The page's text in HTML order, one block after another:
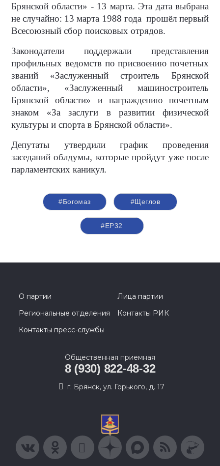
Брянской области» - 13 марта. Эта дата выбрана
не случайно: 13 марта 1988 года прошёл первый
Всесоюзный сбор поисковых отрядов.
Законодатели поддержали представления
профильных ведомств по присвоению почетных
званий «Заслуженный строитель Брянской
области», «Заслуженный машиностроитель
Брянской области» и награждению почетным
знаком «За заслуги в развитии физической
культуры и спорта в Брянской области».
Депутаты утвердили график проведения
заседаний облдумы, которые пройдут уже после
парламентских каникул.
#Богомаз #Щеглов
#ЕР32
О партии
Лица партии
Региональные отделения
Контакты РИК
Контакты пресс-службы
Общественная приемная
8 (930) 822-48-32
г. Брянск, ул. Горького, д. 17